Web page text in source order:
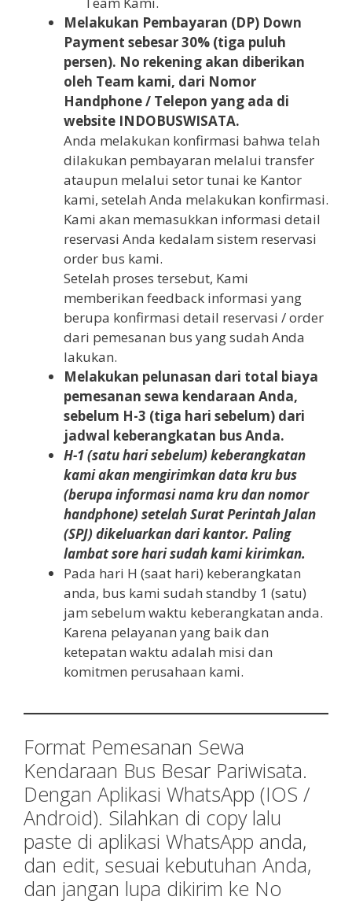
Melakukan Pembayaran (DP) Down
Payment sebesar 30% (tiga puluh
persen). No rekening akan diberikan
oleh Team kami, dari Nomor
Handphone / Telepon yang ada di
website INDOBUSWISATA.
Anda melakukan konfirmasi bahwa telah
dilakukan pembayaran melalui transfer
ataupun melalui setor tunai ke Kantor
kami, setelah Anda melakukan konfirmasi.
Kami akan memasukkan informasi detail
reservasi Anda kedalam sistem reservasi
order bus kami.
Setelah proses tersebut, Kami
memberikan feedback informasi yang
berupa konfirmasi detail reservasi / order
dari pemesanan bus yang sudah Anda
lakukan.
Melakukan pelunasan dari total biaya
pemesanan sewa kendaraan Anda,
sebelum H-3 (tiga hari sebelum) dari
jadwal keberangkatan bus Anda.
H-1 (satu hari sebelum) keberangkatan
kami akan mengirimkan data kru bus
(berupa informasi nama kru dan nomor
handphone) setelah Surat Perintah Jalan
(SPJ) dikeluarkan dari kantor. Paling
lambat sore hari sudah kami kirimkan.
Pada hari H (saat hari) keberangkatan
anda, bus kami sudah standby 1 (satu)
jam sebelum waktu keberangkatan anda.
Karena pelayanan yang baik dan
ketepatan waktu adalah misi dan
komitmen perusahaan kami.
Format Pemesanan Sewa
Kendaraan Bus Besar Pariwisata.
Dengan Aplikasi WhatsApp (IOS /
Android). Silahkan di copy lalu
paste di aplikasi WhatsApp anda,
dan edit, sesuai kebutuhan Anda,
dan jangan lupa dikirim ke No